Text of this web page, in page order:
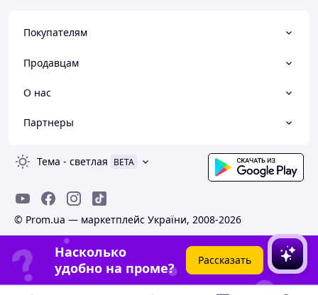
Покупателям
Продавцам
О нас
Партнеры
Тема - светлая BETA
© Prom.ua — маркетплейс України, 2008-2026
Насколько
удобно на проме?
Рассказать